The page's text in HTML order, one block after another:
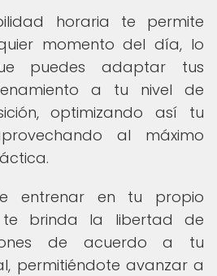
horaria te permite
momento del día, lo
puedes adaptar tus
a tu nivel de
optimizando así tu
al máximo
entrenar en tu propio
te brinda la libertad de
de acuerdo a tu
permitiéndote avanzar a